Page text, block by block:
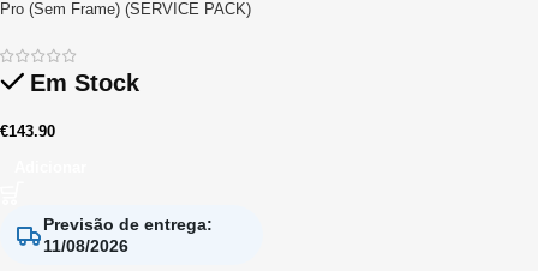
Pro (Sem Frame) (SERVICE PACK)
Em Stock
€143.90
Previsão de entrega:
11/08/2026